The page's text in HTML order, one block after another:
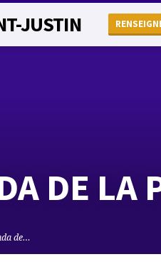
JUSTIN
DE LA
de…